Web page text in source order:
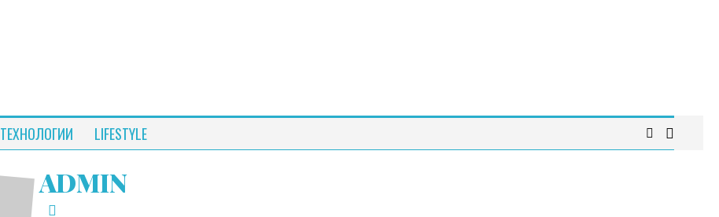
ТЕХНОЛОГИИ LIFESTYLE
ADMIN